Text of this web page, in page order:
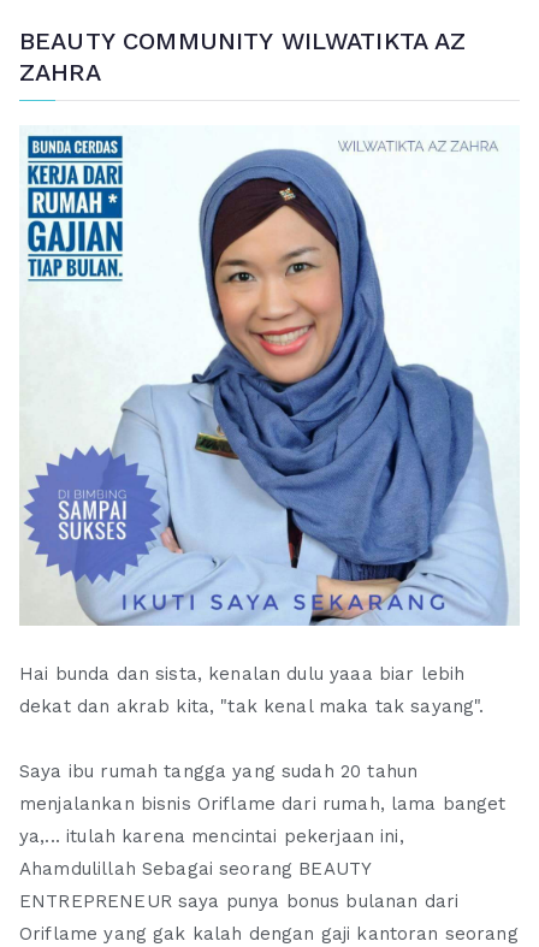
BEAUTY COMMUNITY WILWATIKTA AZ
ZAHRA
Hai bunda dan sista, kenalan dulu yaaa biar lebih
dekat dan akrab kita, "tak kenal maka tak sayang".
Saya ibu rumah tangga yang sudah 20 tahun
menjalankan bisnis Oriflame dari rumah, lama banget
ya,... itulah karena mencintai pekerjaan ini,
Ahamdulillah Sebagai seorang BEAUTY
ENTREPRENEUR saya punya bonus bulanan dari
Oriflame yang gak kalah dengan gaji kantoran seorang